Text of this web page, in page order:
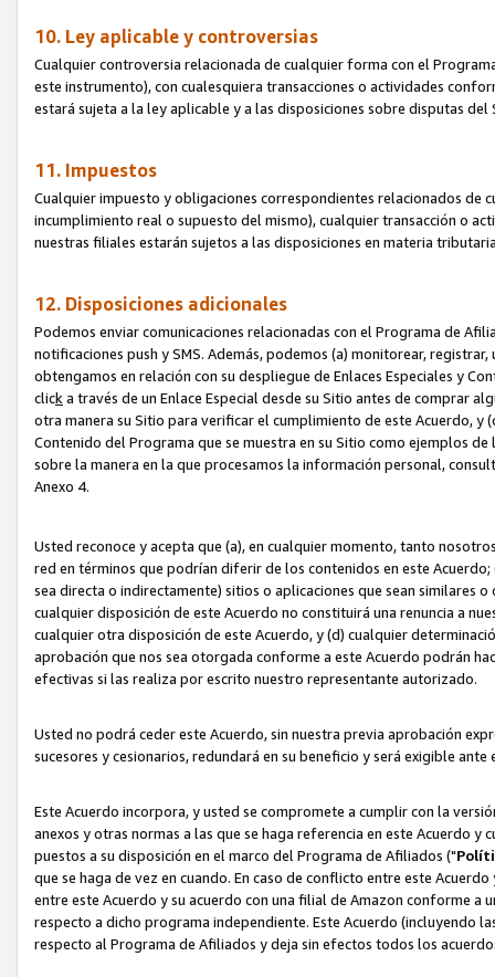
10. Ley aplicable y controversias
Cualquier controversia relacionada de cualquier forma con el
este instrumento), con cualesquiera transacciones o actividades
estará sujeta a la ley aplicable y a las disposiciones sobre disputas
11. Impuestos
Cualquier impuesto y obligaciones correspondientes relacionados de
incumplimiento real o supuesto del mismo), cualquier transacción o
nuestras filiales estarán sujetos a las disposiciones en materia
12. Disposiciones adicionales
Podemos enviar comunicaciones relacionadas con el Programa de
notificaciones push y SMS. Además, podemos (a) monitorear,
obtengamos en relación con su despliegue de Enlaces Especiales y
clicka través de un Enlace Especial desde su Sitio antes de comprar
otra manera su Sitio para verificar el cumplimiento de este Acuerdo,
Contenido del Programa que se muestra en su Sitio como ejemplos
sobre la manera en la que procesamos la información personal,
Anexo 4.
Usted reconoce y acepta que (a), en cualquier momento, tanto
red en términos que podrían diferir de los contenidos en este
sea directa o indirectamente) sitios o aplicaciones que sean similares
cualquier disposición de este Acuerdo no constituirá una renuncia a
cualquier otra disposición de este Acuerdo, y (d) cualquier
aprobación que nos sea otorgada conforme a este Acuerdo podrán
efectivas si las realiza por escrito nuestro representante autorizado.
Usted no podrá ceder este Acuerdo, sin nuestra previa aprobación
sucesores y cesionarios, redundará en su beneficio y será exigible
Este Acuerdo incorpora, y usted se compromete a cumplir con la
anexos y otras normas a las que se haga referencia en este Acuerdo
puestos a su disposición en el marco del Programa de Afiliados ("
que se haga de vez en cuando. En caso de conflicto entre este
entre este Acuerdo y su acuerdo con una filial de Amazon conforme
respecto a dicho programa independiente. Este Acuerdo (incluyendo
respecto al Programa de Afiliados y deja sin efectos todos los